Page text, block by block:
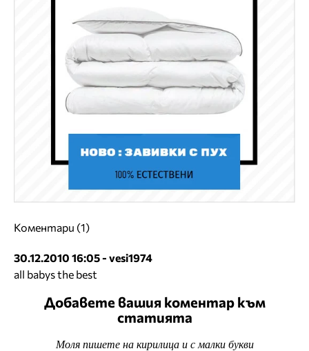
Коментари (1)
30.12.2010 16:05 - vesi1974
all babys the best
Добавете вашия коментар към
статията
Моля пишете на кирилица и с малки букви